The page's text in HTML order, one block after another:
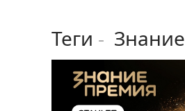
Теги - Знание